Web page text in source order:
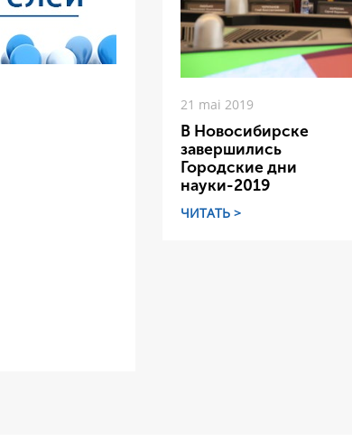
21 mai 2019
В Новосибирске
завершились
Городские дни
науки-2019
ЧИТАТЬ >